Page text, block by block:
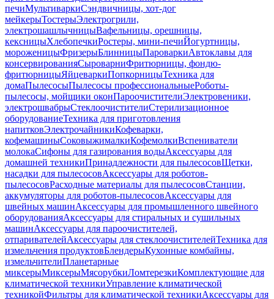
печиМультиваркиСэндвичницы, хот-дог
мейкерыТостерыЭлектрогрили,
электрошашлычницыВафельницы, орешницы,
кексницыХлебопечкиРостеры, мини-печиЙогуртницы,
мороженицыФризерыБлинницыПароваркиАвтоклавы для
консервированияСыроварниФритюрницы, фондю-
фритюрницыЯйцеваркиПопкорницыТехника для
домаПылесосыПылесосы профессиональныеРоботы-
пылесосы, мойщики оконПароочистителиЭлектровеники,
электрошвабрыСтеклоочистителиСтерилизационное
оборудованиеТехника для приготовления
напитковЭлектрочайникиКофеварки,
кофемашиныСоковыжималкиКофемолкиВспениватели
молокаСифоны для газирования водыАксессуары для
домашней техникиПринадлежности для пылесосовЩетки,
насадки для пылесосовАксессуары для роботов-
пылесосовРасходные материалы для пылесосовСтанции,
аккумуляторы для роботов-пылесосовАксессуары для
швейных машинАксессуары для промышленного швейного
оборудованияАксессуары для стиральных и сушильных
машинАксессуары для пароочистителей,
отпаривателейАксессуары для стеклоочистителейТехника для
измельчения продуктовБлендерыКухонные комбайны,
измельчителиПланетарные
миксерыМиксерыМясорубкиЛомтерезкиКомплектующие для
климатической техникиУправление климатической
техникойФильтры для климатической техникиАксессуары для